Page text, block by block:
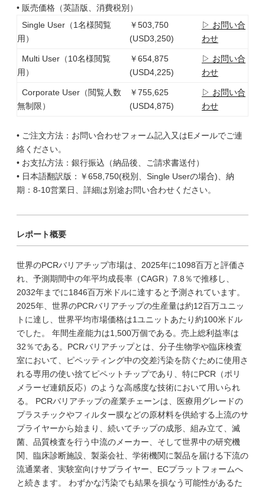
• 販売価格（英語版、消費税別）
Single User（1名様閲覧
用）
￥503,750
(USD3,250)
▷ お問い合
わせ
Multi User（10名様閲覧
用）
￥654,875
(USD4,225)
▷ お問い合
わせ
Corporate User（閲覧人数
無制限）
￥755,625
(USD4,875)
▷ お問い合
わせ
• ご注文方法：お問い合わせフォーム記入又はEメールでご連
絡ください。
• お支払方法：銀行振込（納品後、ご請求書送付）
• 日本語翻訳版：￥658,750(税別、Single Userの場合)、納
期：8-10営業日、詳細は別途お問い合わせください。
レポート概要
世界のPCRバリアチップ市場は、2025年に1098百万と評価さ
れ、予測期間中の年平均成長率（CAGR）7.8％で推移し、
2032年までに1846百万米ドルに達すると予測されています。
2025年、世界のPCRバリアチップの生産量は約12百万ユニッ
トに達し、世界平均市場価格は1ユニットあたり約100米ドル
でした。 年間生産能力は1,500万個である。売上総利益率は
32％である。PCRバリアチップとは、分子生物学や臨床検査
室において、ピペッティング中の交差汚染を防ぐために使用さ
れる専用の使い捨てピペットチップであり、特にPCR（ポリ
メラーゼ連鎖反応）のような高感度な技術において用いられ
る。 PCRバリアチップの産業チェーンは、医療用グレードの
プラスチックやフィルター膜などの原材料を供給する上流のサ
プライヤーから始まり、続いてチップの成形、組み立て、滅
菌、品質検査を行う中流のメーカー、そして世界中の研究機
関、臨床診断施設、製薬会社、学術機関に製品を届ける下流の
流通業者、実験室向けサプライヤー、ECプラットフォームへ
と続きます。 わずかな汚染でも結果を損なう可能性があるた